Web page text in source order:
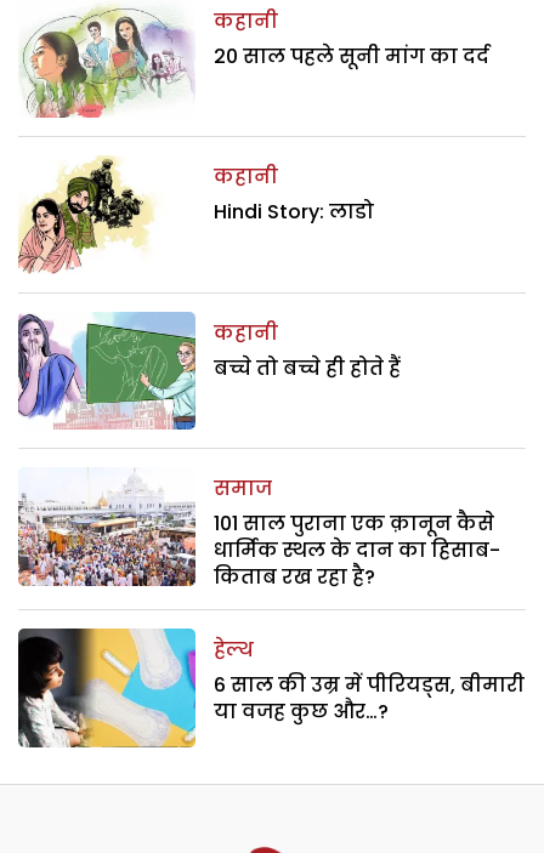
कहानी
20 साल पहले सूनी मांग का दर्द
कहानी
Hindi Story: लाडो
कहानी
बच्चे तो बच्चे ही होते हैं
समाज
101 साल पुराना एक क़ानून कैसे
धार्मिक स्थल के दान का हिसाब-
किताब रख रहा है?
हेल्थ
6 साल की उम्र में पीरियड्स, बीमारी
या वजह कुछ और…?